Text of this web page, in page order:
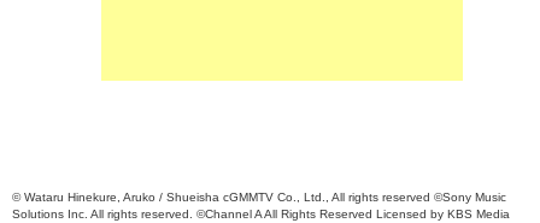
© Wataru Hinekure, Aruko / Shueisha cGMMTV Co., Ltd., All rights reserved ©Sony Music
Solutions Inc. All rights reserved. ©Channel A All Rights Reserved Licensed by KBS Media